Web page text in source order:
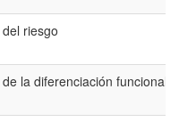
riesgo
la diferenciación funcional